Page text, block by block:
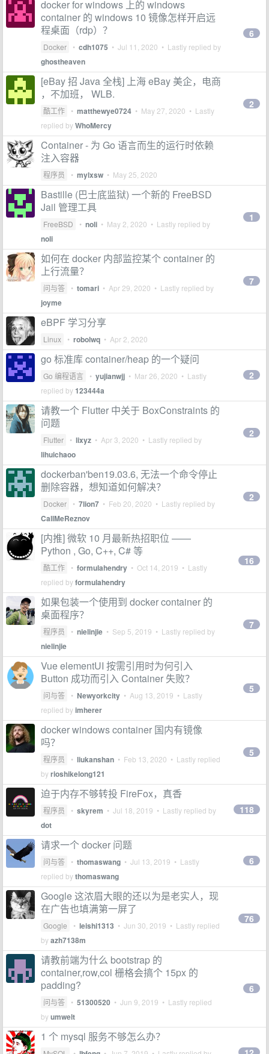
docker for windows 上的 windows
container 的 windows 10 镜像怎样开启远
程桌面（rdp）？
Docker • cdh1075 • Jul 11, 2020 • Lastly replied by
ghostheaven
6
[eBay 招 Java 全栈] 上海 eBay 美企，电商
，不加班， WLB.
酷工作 • matthewye0724 • May 27, 2020 • Lastly
replied byWhoMercy
2
Container - 为 Go 语言而生的运行时依赖
注入容器
程序员 • mylxsw • May 25, 2020
Bastille (巴士底监狱) 一个新的 FreeBSD
Jail 管理工具
FreeBSD • noli • May 2, 2020 • Lastly replied by
noli
1
如何在 docker 内部监控某个 container 的
上行流量？
问与答 • tomari • Apr 29, 2020 • Lastly replied by
joyme
7
eBPF 学习分享
Linux • robolwq • Apr 2, 2020
go 标准库 container/heap 的一个疑问
Go 编程语言 • yujianwjj • Mar 26, 2020 • Lastly
replied by123444a
2
请教一个 Flutter 中关于 BoxConstraints 的
问题
Flutter • lixyz • Apr 3, 2020 • Lastly replied by
lihuichaoo
2
dockerban'ben19.03.6, 无法一个命令停止
删除容器，想知道如何解决？
Docker • 7lion7 • Feb 20, 2020 • Lastly replied by
CallMeReznov
2
[内推] 微软 10 月最新热招职位 ——
Python , Go, C++, C# 等
酷工作 • formulahendry • Oct 14, 2019 • Lastly
replied byformulahendry
16
如果包装一个使用到 docker container 的
桌面程序？
程序员 • nielinjie • Sep 5, 2019 • Lastly replied by
nielinjie
7
Vue elementUI 按需引用时为何引入
Button 成功而引入 Container 失败？
问与答 • Newyorkcity • Aug 13, 2019 • Lastly
replied byimherer
5
docker windows container 国内有镜像
吗？
程序员 • liukanshan • Feb 13, 2020 • Lastly replied
byrioshikelong121
5
迫于内存不够转投 FireFox，真香
程序员 • skyrem • Jul 18, 2019 • Lastly replied by
dot
118
请求一个 docker 问题
问与答 • thomaswang • Jul 13, 2019 • Lastly
replied bythomaswang
6
Google 这浓眉大眼的还以为是老实人，现
在广告也填满第一屏了
Google • leishi1313 • Jun 30, 2019 • Lastly replied
byazh7138m
76
请教前端为什么 bootstrap 的
container,row,col 栅格会搞个 15px 的
padding?
问与答 • 51300520 • Jun 9, 2019 • Lastly replied
byumwelt
6
1 个 mysql 服务不够怎么办？